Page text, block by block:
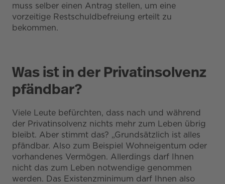
muss selber einen Antrag stellen, um eine
vorzeitige Restschuldbefreiung erteilt zu
bekommen.
Was ist in der Privatinsolvenz
pfändbar?
Viele Leute befürchten, dass nach und während
der Privatinsolvenz nichts mehr zum Leben übrig
bleibt. Aber stimmt das? „Grundsätzlich ist alles
pfändbar. Also zum Beispiel Wohneigentum oder
vorhandenes Vermögen. Allerdings darf Ihnen
nicht das zum Leben notwendige genommen
werden. Das Existenzminimum darf Ihnen also